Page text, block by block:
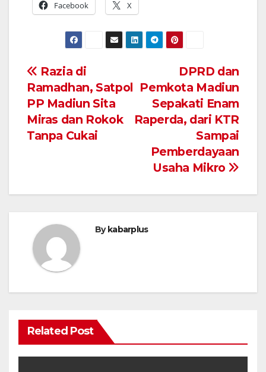
Facebook X
Navigasi
pos
DPRD dan
Pemkota Madiun
Sepakati Enam
Raperda, dari KTR
Sampai
Pemberdayaan
Usaha Mikro
Razia di
Ramadhan, Satpol
PP Madiun Sita
Miras dan Rokok
Tanpa Cukai
Bykabarplus
Related Post